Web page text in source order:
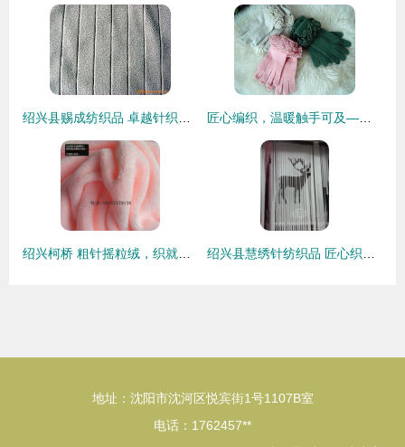
地址：沈阳市沈河区悦宾街1号1107B室
电话：1762457**